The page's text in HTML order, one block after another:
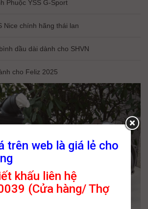
Phuộc YSS G-Sport
Nice chính hãng thái lan
dầu dài dành cho SHVN
cho Feliz 2025
trên web là giá lẻ cho
khấu liên hệ
(Cửa hàng/ Thợ